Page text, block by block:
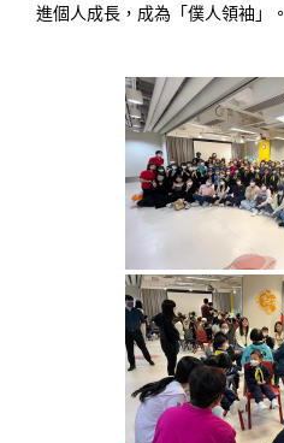
進個人成長，成為「僕人領袖」。